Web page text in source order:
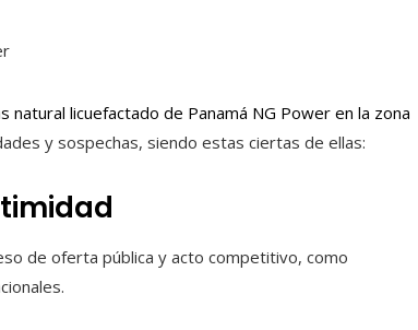
natural licuefactado de Panamá NG Power en la zona
y sospechas, siendo estas ciertas de ellas:
de oferta pública y acto competitivo, como